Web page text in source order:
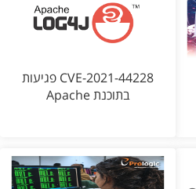
CVE-2021-44228 פגיעות
בתוכנת Apache